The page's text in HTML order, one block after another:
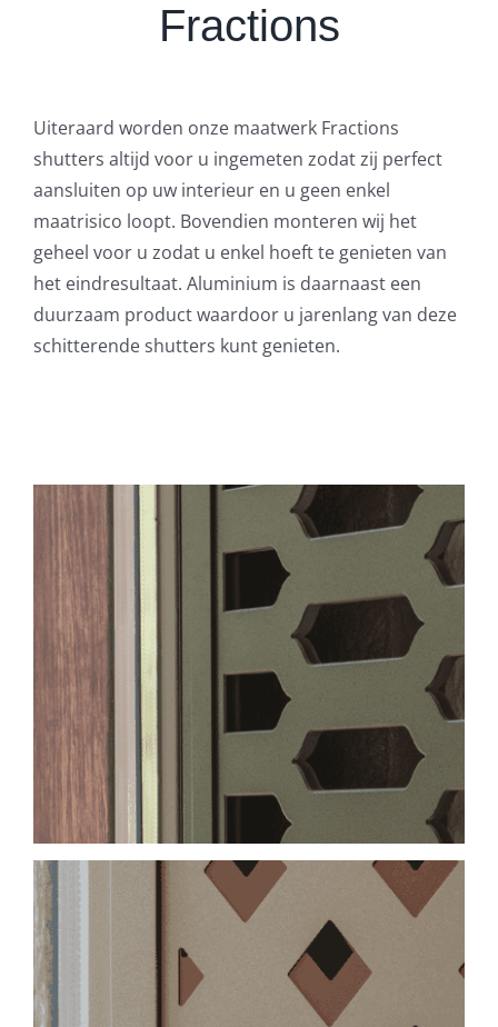
Fractions
Uiteraard worden onze maatwerk Fractions
shutters altijd voor u ingemeten zodat zij perfect
aansluiten op uw interieur en u geen enkel
maatrisico loopt. Bovendien monteren wij het
geheel voor u zodat u enkel hoeft te genieten van
het eindresultaat. Aluminium is daarnaast een
duurzaam product waardoor u jarenlang van deze
schitterende shutters kunt genieten.